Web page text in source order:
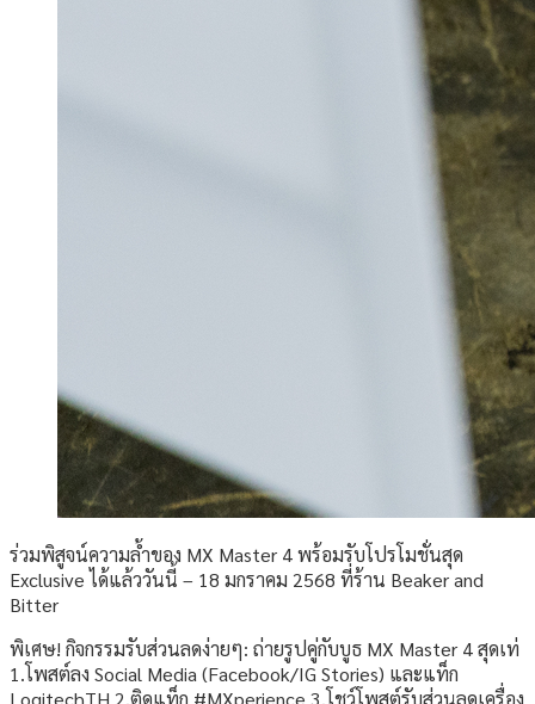
ร่วมพิสูจน์ความล้ำของ MX Master 4 พร้อมรับโปรโมชั่นสุด
Exclusive ได้แล้ววันนี้ – 18 มกราคม 2568 ที่ร้าน Beaker and
Bitter
พิเศษ! กิจกรรมรับส่วนลดง่ายๆ: ถ่ายรูปคู่กับบูธ MX Master 4 สุดเท่
1.โพสต์ลง Social Media (Facebook/IG Stories) และแท็ก
LogitechTH 2.ติดแท็ก #MXperience 3.โชว์โพสต์รับส่วนลดเครื่อง